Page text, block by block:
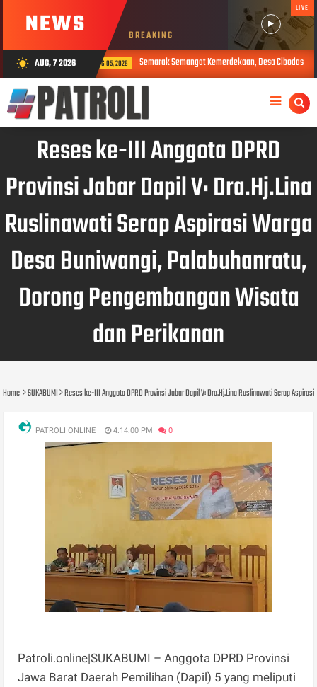
NEWS BREAKING
LIVE
wb_sunny AUG, 7 2026
Semarak Semangat Kemerdekaan, Desa Cibodas Gelar 11 Rangkaian Acara Meriah Sambut
Reses ke-III Anggota DPRD
Provinsi Jabar Dapil V: Dra.Hj.Lina
Ruslinawati Serap Aspirasi Warga
Desa Buniwangi, Palabuhanratu,
Dorong Pengembangan Wisata
dan Perikanan
Home SUKABUMI Reses ke-III Anggota DPRD Provinsi Jabar Dapil V: Dra.Hj.Lina Ruslinawati Serap
PATROLI ONLINE 4:14:00 PM 0
Patroli.online|SUKABUMI – Anggota DPRD Provinsi
Jawa Barat Daerah Pemilihan (Dapil) 5 yang meliputi